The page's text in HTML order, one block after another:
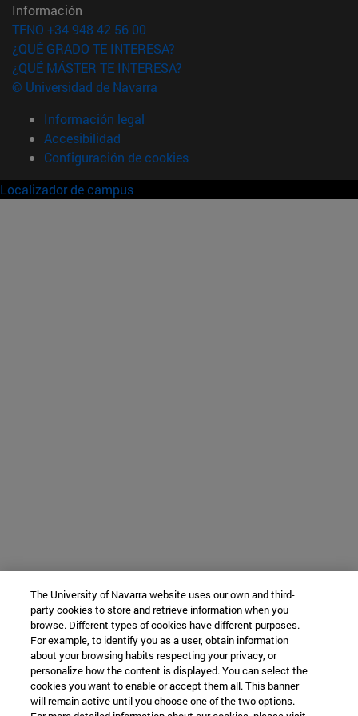
Información
TFNO +34 948 42 56 00
¿QUÉ GRADO TE INTERESA?
¿QUÉ MÁSTER TE INTERESA?
© Universidad de Navarra
Información legal
Accesibilidad
Configuración de cookies
Localizador de campus
The University of Navarra website uses our own and third-
party cookies to store and retrieve information when you
browse. Different types of cookies have different purposes.
For example, to identify you as a user, obtain information
about your browsing habits respecting your privacy, or
personalize how the content is displayed. You can select the
cookies you want to enable or accept them all. This banner
will remain active until you choose one of the two options.